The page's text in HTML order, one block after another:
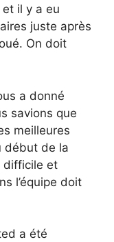
et il y a eu
juste après
On doit
a donné
savions que
meilleures
début de la
difficile et
l’équipe doit
a été